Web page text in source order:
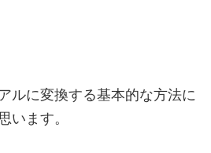
ルに変換する基本的な方法に
います。